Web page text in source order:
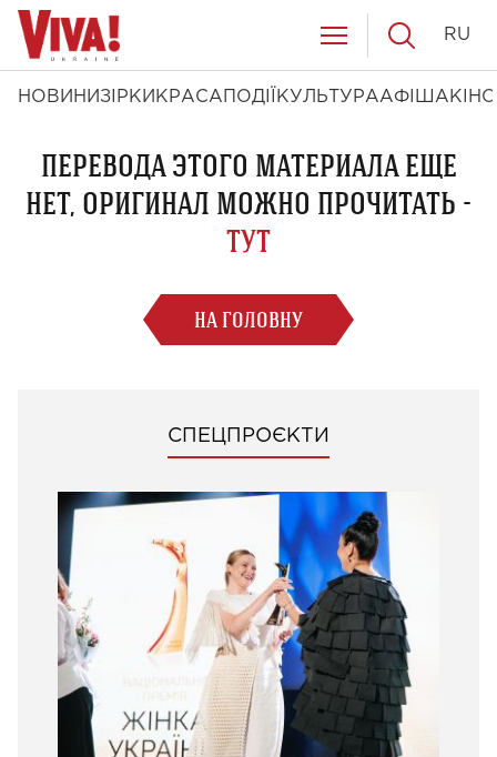
НОВИНИ ЗІРКИ КРАСА ПОДІЇ КУЛЬТУРААФІША КІНО
RU
ПЕРЕВОДА ЭТОГО МАТЕРИАЛА ЕЩЕ
НЕТ, ОРИГИНАЛ МОЖНО ПРОЧИТАТЬ -
ТУТ
НА ГОЛОВНУ
СПЕЦПРОЄКТИ